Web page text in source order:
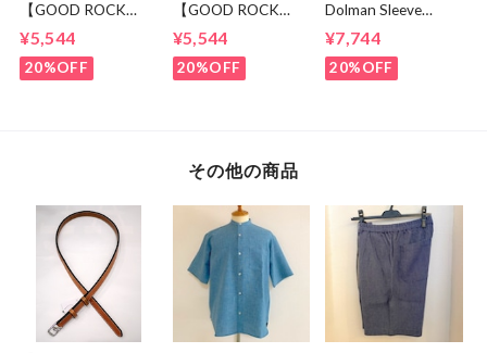
【GOOD ROCK
SPEED】 GREEN
DAY “Kerplunk!”
Front & Back
Graphic T-Shirt
¥5,544
20%OFF
【GOOD ROCK
SPEED】 Jeep®
Classic Logo Graphic
Ringer T-Shirt
Brown
¥5,544
20%OFF
Dolman Sleeve
Switch Cut &
Sewn Black /
White
¥7,744
20%OFF
その他の商品